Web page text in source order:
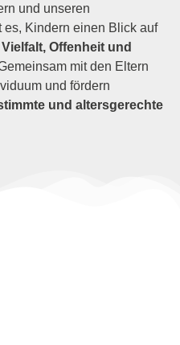
und unseren
es, Kindern einen Blick auf
Vielfalt, Offenheit und
mit den Eltern
und fördern
und altersgerechte